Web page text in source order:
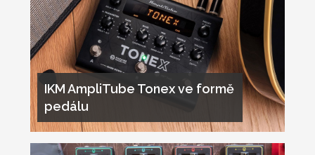
IKM AmpliTube Tonex ve formě
pedálu